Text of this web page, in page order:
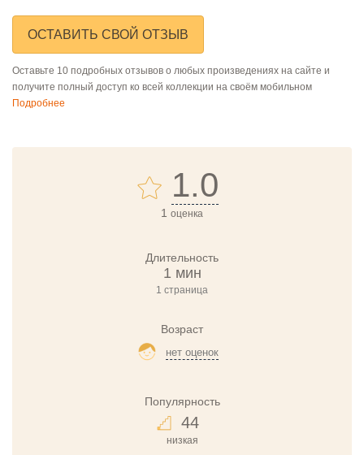
ОСТАВИТЬ СВОЙ ОТЗЫВ
Оставьте 10 подробных отзывов о любых произведениях на сайте и
получите полный доступ ко всей коллекции на своём мобильном
Подробнее
1.0
1 оценка
Длительность
1 мин
1 страница
Возраст
нет оценок
Популярность
44
низкая